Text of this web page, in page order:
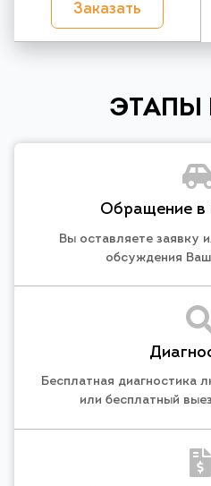
Заказать
ЭТАПЫ
Обращение в
Вы оставляете заявку
обсуждения
Бесплатная диагностика
или бесплатный